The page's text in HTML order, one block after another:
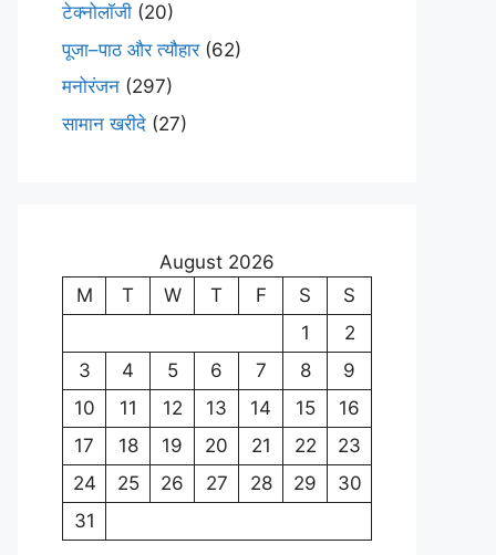
टेक्नोलॉजी (20)
पूजा–पाठ और त्यौहार(62)
मनोरंजन (297)
सामान खरीदे (27)
August 2026
M
T W T F S
S
1
2
3
4 5 6 7 8
9
10
11 12 13 14 15
16
17
18 19 20 21 22
23
24
25 26 27 28 29
30
31